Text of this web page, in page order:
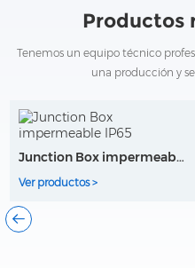
Productos
Tenemos un equipo técnico
una producción y
Junction Box impermeable IP65
Ver productos >